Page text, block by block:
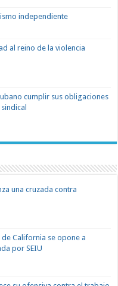
independiente
al reino de la violencia
cumplir sus obligaciones
una cruzada contra
California se opone a
por SEIU